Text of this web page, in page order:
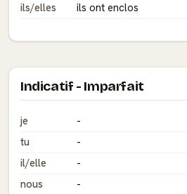
ils/elles
ils ont enclos
Indicatif - Imparfait
je
-
tu
-
il/elle
-
nous
-